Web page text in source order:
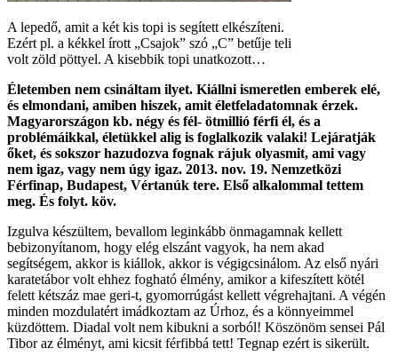
A lepedő, amit a két kis topi is segített elkészíteni.
Ezért pl. a kékkel írott „Csajok” szó „C” betűje teli
volt zöld pöttyel. A kisebbik topi unatkozott…
Életemben nem csináltam ilyet. Kiállni ismeretlen emberek elé,
és elmondani, amiben hiszek, amit életfeladatomnak érzek.
Magyarországon kb. négy és fél- ötmillió férfi él, és a
problémáikkal, életükkel alig is foglalkozik valaki! Lejáratják
őket, és sokszor hazudozva fognak rájuk olyasmit, ami vagy
nem igaz, vagy nem úgy igaz. 2013. nov. 19. Nemzetközi
Férfinap, Budapest, Vértanúk tere. Első alkalommal tettem
meg. És folyt. köv.
Izgulva készültem, bevallom leginkább önmagamnak kellett
bebizonyítanom, hogy elég elszánt vagyok, ha nem akad
segítségem, akkor is kiállok, akkor is végigcsinálom. Az első nyári
karatetábor volt ehhez fogható élmény, amikor a kifeszített kötél
felett kétszáz mae geri-t, gyomorrúgást kellett végrehajtani. A végén
minden mozdulatért imádkoztam az Úrhoz, és a könnyeimmel
küzdöttem. Diadal volt nem kibukni a sorból! Köszönöm sensei Pál
Tibor az élményt, ami kicsit férfibbá tett! Tegnap ezért is sikerült.